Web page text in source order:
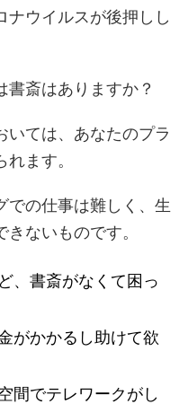
ナウイルスが後押しし
書斎はありますか？
いては、あなたのプラ
ます。
での仕事は難しく、生
ないものです。
、書斎がなくて困っ
がかかるし助けて欲
間でテレワークがし